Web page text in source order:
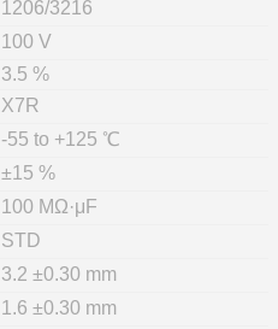
1206/3216
100 V
3.5 %
X7R
-55 to +125 ℃
±15 %
100 MΩ·μF
STD
3.2 ±0.30 mm
1.6 ±0.30 mm